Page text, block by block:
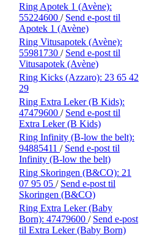
Ring Apotek 1 (Avène):
55224600 / Send e-post til
Apotek 1 (Avène)
Ring Vitusapotek (Avène):
55981730 / Send e-post til
Vitusapotek (Avène)
Ring Kicks (Azzaro): 23 65 42
29
Ring Extra Leker (B Kids):
47479600 / Send e-post til
Extra Leker (B Kids)
Ring Infinity (B-low the belt):
94885411 / Send e-post til
Infinity (B-low the belt)
Ring Skoringen (B&CO): 21
07 95 05 / Send e-post til
Skoringen (B&CO)
Ring Extra Leker (Baby
Born): 47479600 / Send e-post
til Extra Leker (Baby Born)